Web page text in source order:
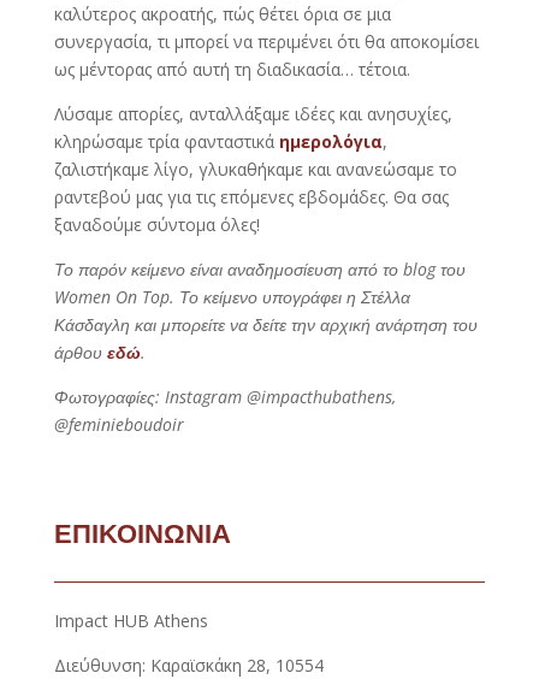
καλύτερος ακροατής, πώς θέτει όρια σε μια
συνεργασία, τι μπορεί να περιμένει ότι θα αποκομίσει
ως μέντορας από αυτή τη διαδικασία… τέτοια.
Λύσαμε απορίες, ανταλλάξαμε ιδέες και ανησυχίες,
κληρώσαμε τρία φανταστικά ημερολόγια,
ζαλιστήκαμε λίγο, γλυκαθήκαμε και ανανεώσαμε το
ραντεβού μας για τις επόμενες εβδομάδες. Θα σας
ξαναδούμε σύντομα όλες!
Το παρόν κείμενο είναι αναδημοσίευση από το blog του
Women On Top. Το κείμενο υπογράφει η Στέλλα
Κάσδαγλη και μπορείτε να δείτε την αρχική ανάρτηση του
άρθου εδώ.
Φωτογραφίες: Instagram @impacthubathens,
@feminieboudoir
ΕΠΙΚΟΙΝΩΝΙΑ
Impact HUB Athens
Διεύθυνση: Καραϊσκάκη 28, 10554